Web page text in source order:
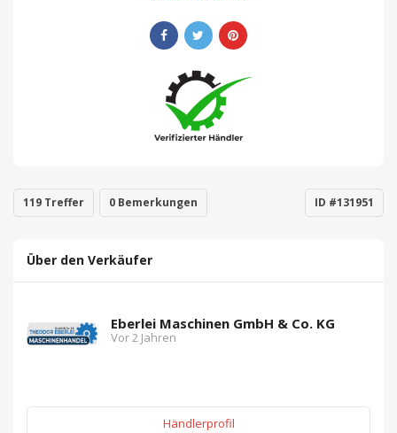
119 Treffer 0 Bemerkungen ID #131951
Über den Verkäufer
Eberlei Maschinen GmbH & Co. KG
Vor 2 Jahren
Händlerprofil